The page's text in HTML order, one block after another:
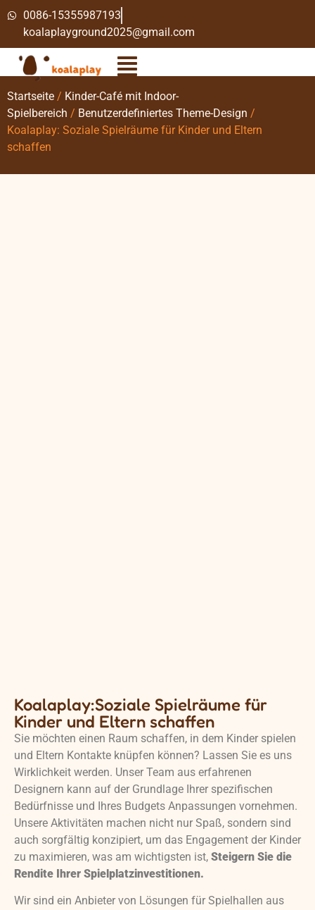
0086-15355987193
koalaplayground2025@gmail.com
Startseite / Kinder-Café mit Indoor-
Spielbereich / Benutzerdefiniertes Theme-Design /
Koalaplay: Soziale Spielräume für Kinder und Eltern
schaffen
Koalaplay:Soziale Spielräume für
Kinder und Eltern schaffen
Sie möchten einen Raum schaffen, in dem Kinder spielen
und Eltern Kontakte knüpfen können? Lassen Sie es uns
Wirklichkeit werden. Unser Team aus erfahrenen
Designern kann auf der Grundlage Ihrer spezifischen
Bedürfnisse und Ihres Budgets Anpassungen vornehmen.
Unsere Aktivitäten machen nicht nur Spaß, sondern sind
auch sorgfältig konzipiert, um das Engagement der Kinder
zu maximieren, was am wichtigsten ist, Steigern Sie die
Rendite Ihrer Spielplatzinvestitionen.
Wir sind ein Anbieter von Lösungen für Spielhallen aus